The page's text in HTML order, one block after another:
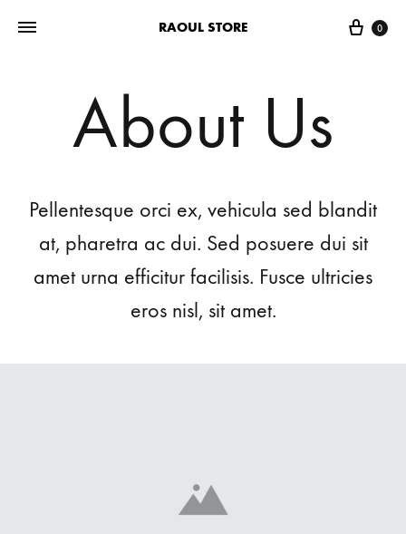
RAOUL STORE 0
About Us
Pellentesque orci ex, vehicula sed blandit
at, pharetra ac dui. Sed posuere dui sit
amet urna efficitur facilisis. Fusce ultricies
eros nisl, sit amet.